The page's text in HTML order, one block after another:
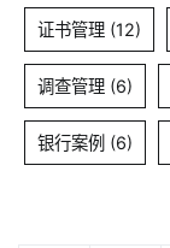
证书管理 (12)
调查管理 (6)
银行案例 (6)